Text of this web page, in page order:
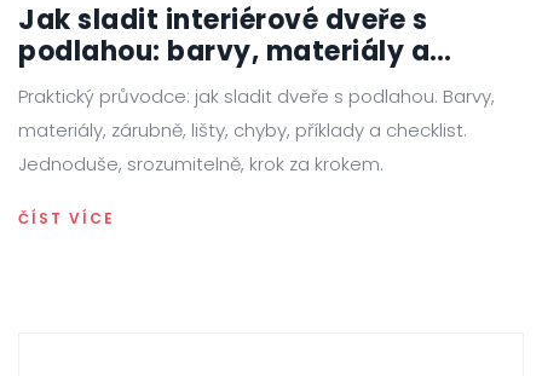
Jak sladit interiérové dveře s
podlahou: barvy, materiály a
chytré tipy
Praktický průvodce: jak sladit dveře s podlahou. Barvy,
materiály, zárubně, lišty, chyby, příklady a checklist.
Jednoduše, srozumitelně, krok za krokem.
ČÍST VÍCE